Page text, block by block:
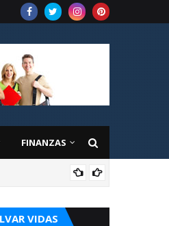
FINANZAS
VIDAS